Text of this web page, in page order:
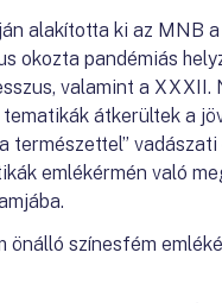
alakította ki az MNB a
okozta pandémiás
valamint a XXXII.
átkerültek a
természettel”
emlékérmén való
önálló színesfém